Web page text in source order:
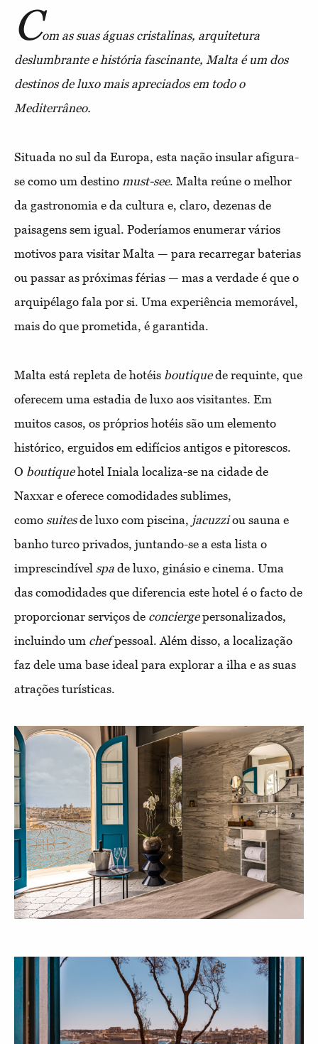
Com as suas águas cristalinas, arquitetura
deslumbrante e história fascinante, Malta é um dos
destinos de luxo mais apreciados em todo o
Mediterrâneo.
Situada no sul da Europa, esta nação insular afigura-
se como um destino must-see. Malta reúne o melhor
da gastronomia e da cultura e, claro, dezenas de
paisagens sem igual. Poderíamos enumerar vários
motivos para visitar Malta — para recarregar baterias
ou passar as próximas férias — mas a verdade é que o
arquipélago fala por si. Uma experiência memorável,
mais do que prometida, é garantida.
Malta está repleta de hotéis boutiquede requinte, que
oferecem uma estadia de luxo aos visitantes. Em
muitos casos, os próprios hotéis são um elemento
histórico, erguidos em edifícios antigos e pitorescos.
O boutiquehotel Iniala localiza-se na cidade de
Naxxar e oferece comodidades sublimes,
como suitesde luxo com piscina, jacuzziou sauna e
banho turco privados, juntando-se a esta lista o
imprescindível spa de luxo, ginásio e cinema. Uma
das comodidades que diferencia este hotel é o facto de
proporcionar serviços de conciergepersonalizados,
incluindo um chefpessoal. Além disso, a localização
faz dele uma base ideal para explorar a ilha e as suas
atrações turísticas.